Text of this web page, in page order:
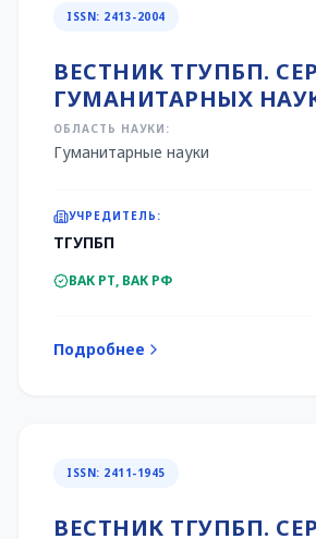
ISSN: 2413-2004
ВЕСТНИК ТГУПБП.
ГУМАНИТАРНЫХ
ОБЛАСТЬ НАУКИ:
Гуманитарные науки
УЧРЕДИТЕЛЬ:
ТГУПБП
ВАК РТ, ВАК РФ
Подробнее
ISSN: 2411-1945
ВЕСТНИК ТГУПБП.